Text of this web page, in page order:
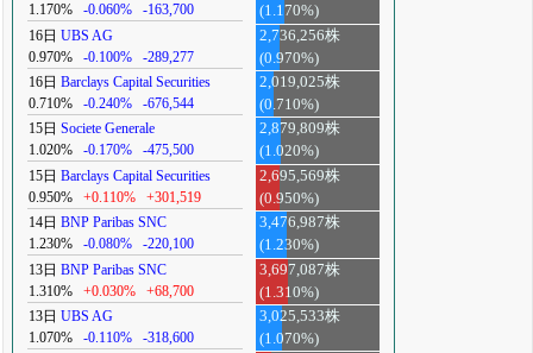
1.170%
-0.060% -163,700
(1.170%)
16日 UBS AG
0.970%
-0.100% -289,277
2,736,256株
(0.970%)
16日 Barclays Capital Securities
0.710%
-0.240% -676,544
2,019,025株
(0.710%)
15日 Societe Generale
1.020%
-0.170% -475,500
2,879,809株
(1.020%)
15日 Barclays Capital Securities
0.950%
+0.110% +301,519
2,695,569株
(0.950%)
14日 BNP Paribas SNC
1.230%
-0.080% -220,100
3,476,987株
(1.230%)
13日 BNP Paribas SNC
1.310%
+0.030% +68,700
3,697,087株
(1.310%)
13日 UBS AG
1.070%
-0.110% -318,600
3,025,533株
(1.070%)